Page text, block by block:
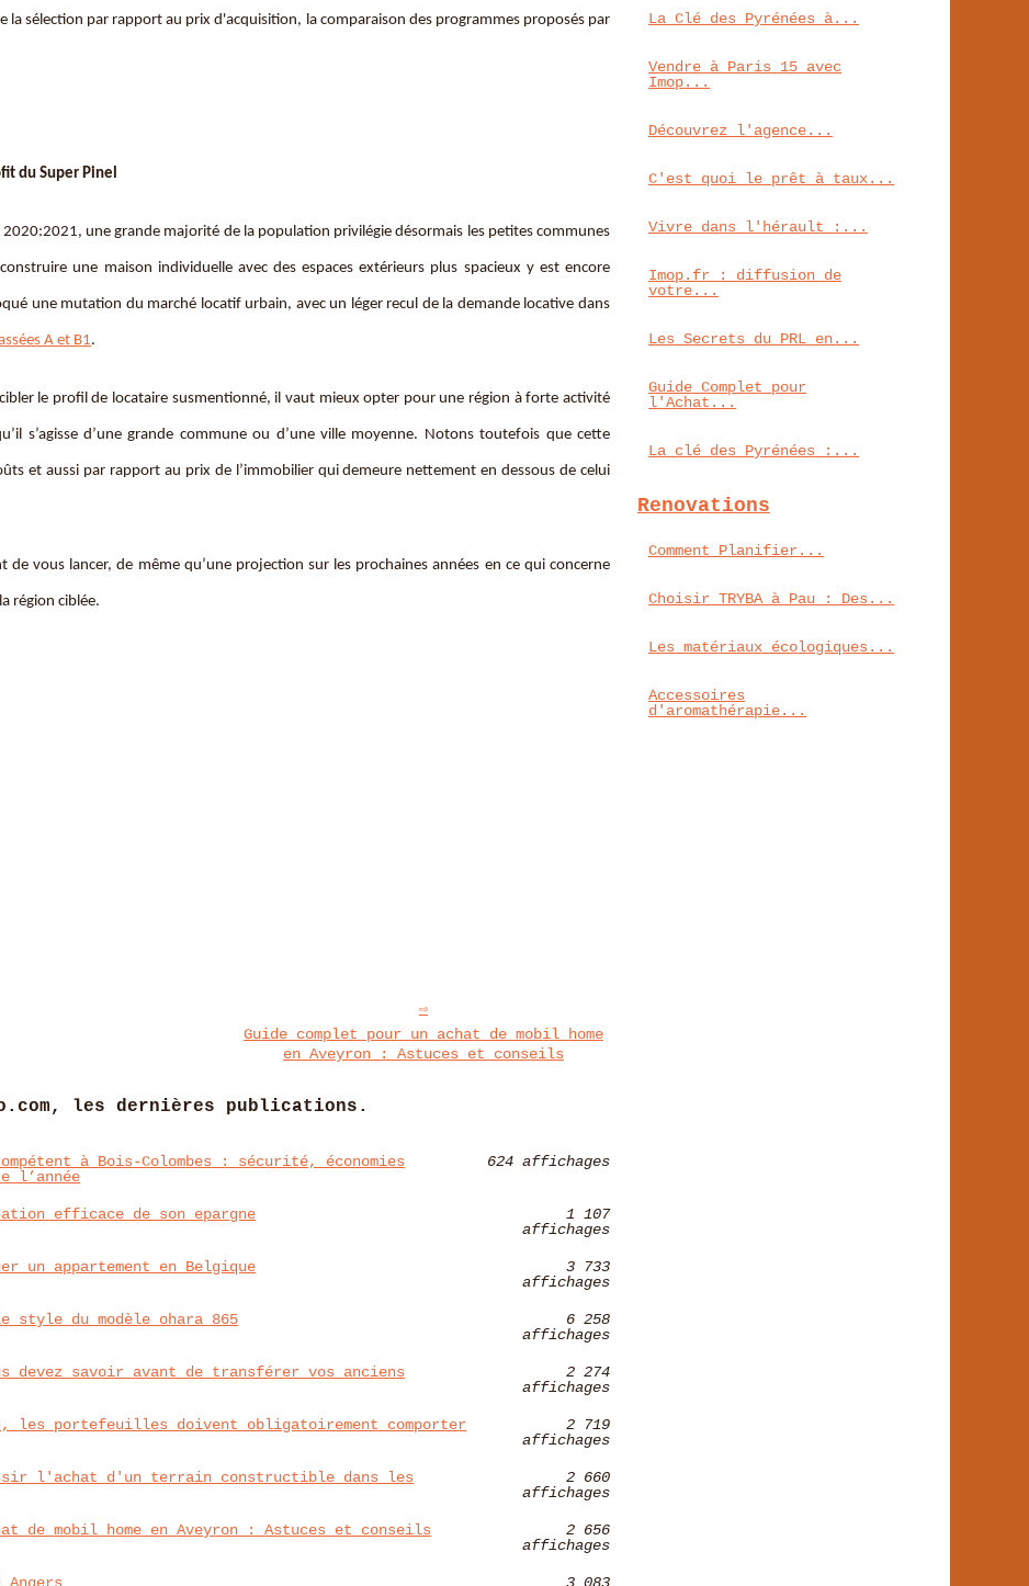
la sélection par rapport au prix d'acquisition, la comparaison des programmes proposés par
du Super Pinel
une grande majorité de la population privilégie désormais les petites communes
une maison individuelle avec des espaces extérieurs plus spacieux y est encore
une mutation du marché locatif urbain, avec un léger recul de la demande locative dans
A et B1.
le profil de locataire susmentionné, il vaut mieux opter pour une région à forte activité
s’agisse d’une grande commune ou d’une ville moyenne. Notons toutefois que cette
et aussi par rapport au prix de l’immobilier qui demeure nettement en dessous de celui
vous lancer, de même qu’une projection sur les prochaines années en ce qui concerne
région ciblée.
Guide complet pour un achat de mobil home
en Aveyron : Astuces et conseils
les dernières publications.
à Bois‑Colombes : sécurité, économies
l’année
624 affichages
efficace de son epargne
1 107
affichages
un appartement en Belgique
3 733
affichages
style du modèle ohara 865
6 258
affichages
devez savoir avant de transférer vos anciens
2 274
affichages
les portefeuilles doivent obligatoirement comporter
2 719
affichages
l'achat d'un terrain constructible dans les
2 660
affichages
de mobil home en Aveyron : Astuces et conseils
2 656
affichages
La Clé des Pyrénées à...
Vendre à Paris 15 avec
Imop...
Découvrez l'agence...
C'est quoi le prêt à taux...
Vivre dans l'hérault :...
Imop.fr : diffusion de
votre...
Les Secrets du PRL en...
Guide Complet pour
l'Achat...
La clé des Pyrénées :...
Renovations
Comment Planifier...
Choisir TRYBA à Pau : Des...
Les matériaux écologiques...
Accessoires
d'aromathérapie...